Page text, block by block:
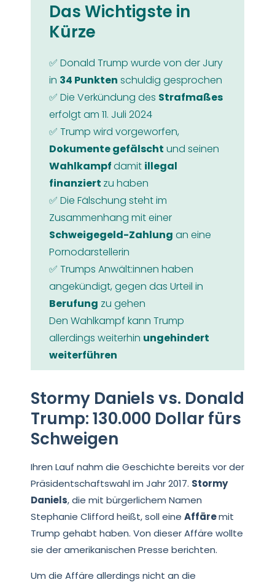
Das Wichtigste in
Kürze
✅ Donald Trump wurde von der Jury
in 34 Punkten schuldig gesprochen
✅ Die Verkündung des Strafmaßes
erfolgt am 11. Juli 2024
✅ Trump wird vorgeworfen,
Dokumente gefälscht und seinen
Wahlkampfdamit illegal
finanziert zu haben
✅ Die Fälschung steht im
Zusammenhang mit einer
Schweigegeld-Zahlung an eine
Pornodarstellerin
✅ Trumps Anwält:innen haben
angekündigt, gegen das Urteil in
Berufung zu gehen
Den Wahlkampf kann Trump
allerdings weiterhin ungehindert
weiterführen
Stormy Daniels vs. Donald
Trump: 130.000 Dollar fürs
Schweigen
Ihren Lauf nahm die Geschichte bereits vor der
Präsidentschaftswahl im Jahr 2017. Stormy
Daniels, die mit bürgerlichem Namen
Stephanie Clifford heißt, soll eine Affäremit
Trump gehabt haben. Von dieser Affäre wollte
sie der amerikanischen Presse berichten.
Um die Affäre allerdings nicht an die